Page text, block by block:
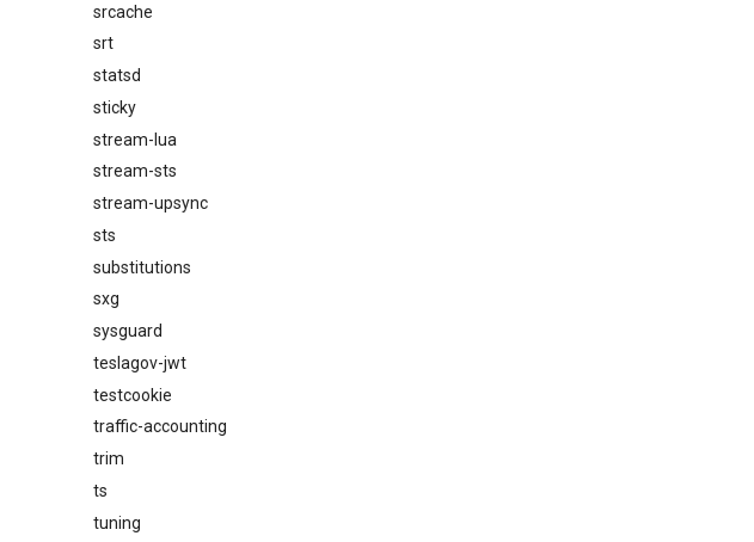
srcache
srt
statsd
sticky
stream-lua
stream-sts
stream-upsync
sts
substitutions
sxg
sysguard
teslagov-jwt
testcookie
traffic-accounting
trim
ts
tuning